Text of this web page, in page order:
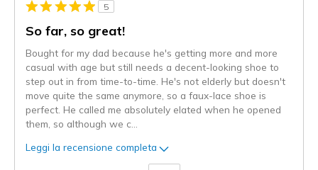
5
So far, so great!
Bought for my dad because he's getting more and more
casual with age but still needs a decent-looking shoe to
step out in from time-to-time. He's not elderly but doesn't
move quite the same anymore, so a faux-lace shoe is
perfect. He called me absolutely elated when he opened
them, so although we c
Leggi la recensione completa